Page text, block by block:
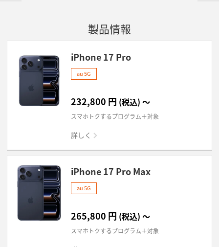
製品情報
iPhone 17 Pro
au 5G
232,800 円 (税込) ～
スマホトクするプログラム＋対象
詳しく
iPhone 17 Pro Max
au 5G
265,800 円 (税込) ～
スマホトクするプログラム＋対象